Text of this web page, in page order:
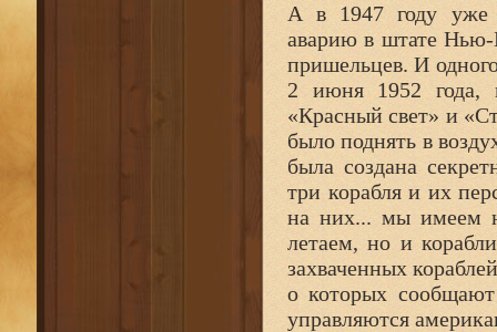
А в 1947 году уже
аварию в штате
пришельцев. И
2 июня 1952 года,
«Красный свет» и
было поднять в
была создана
три корабля и их
на них... мы имеем
летаем, но и
захваченных
о которых
управляются